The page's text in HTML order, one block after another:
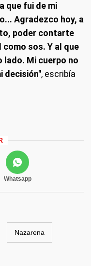
que fui de mi
Agradezco hoy, a
poder contarte
como sos. Y al que
lado. Mi cuerpo no
decisión", escribía
Whatsapp
Nazarena